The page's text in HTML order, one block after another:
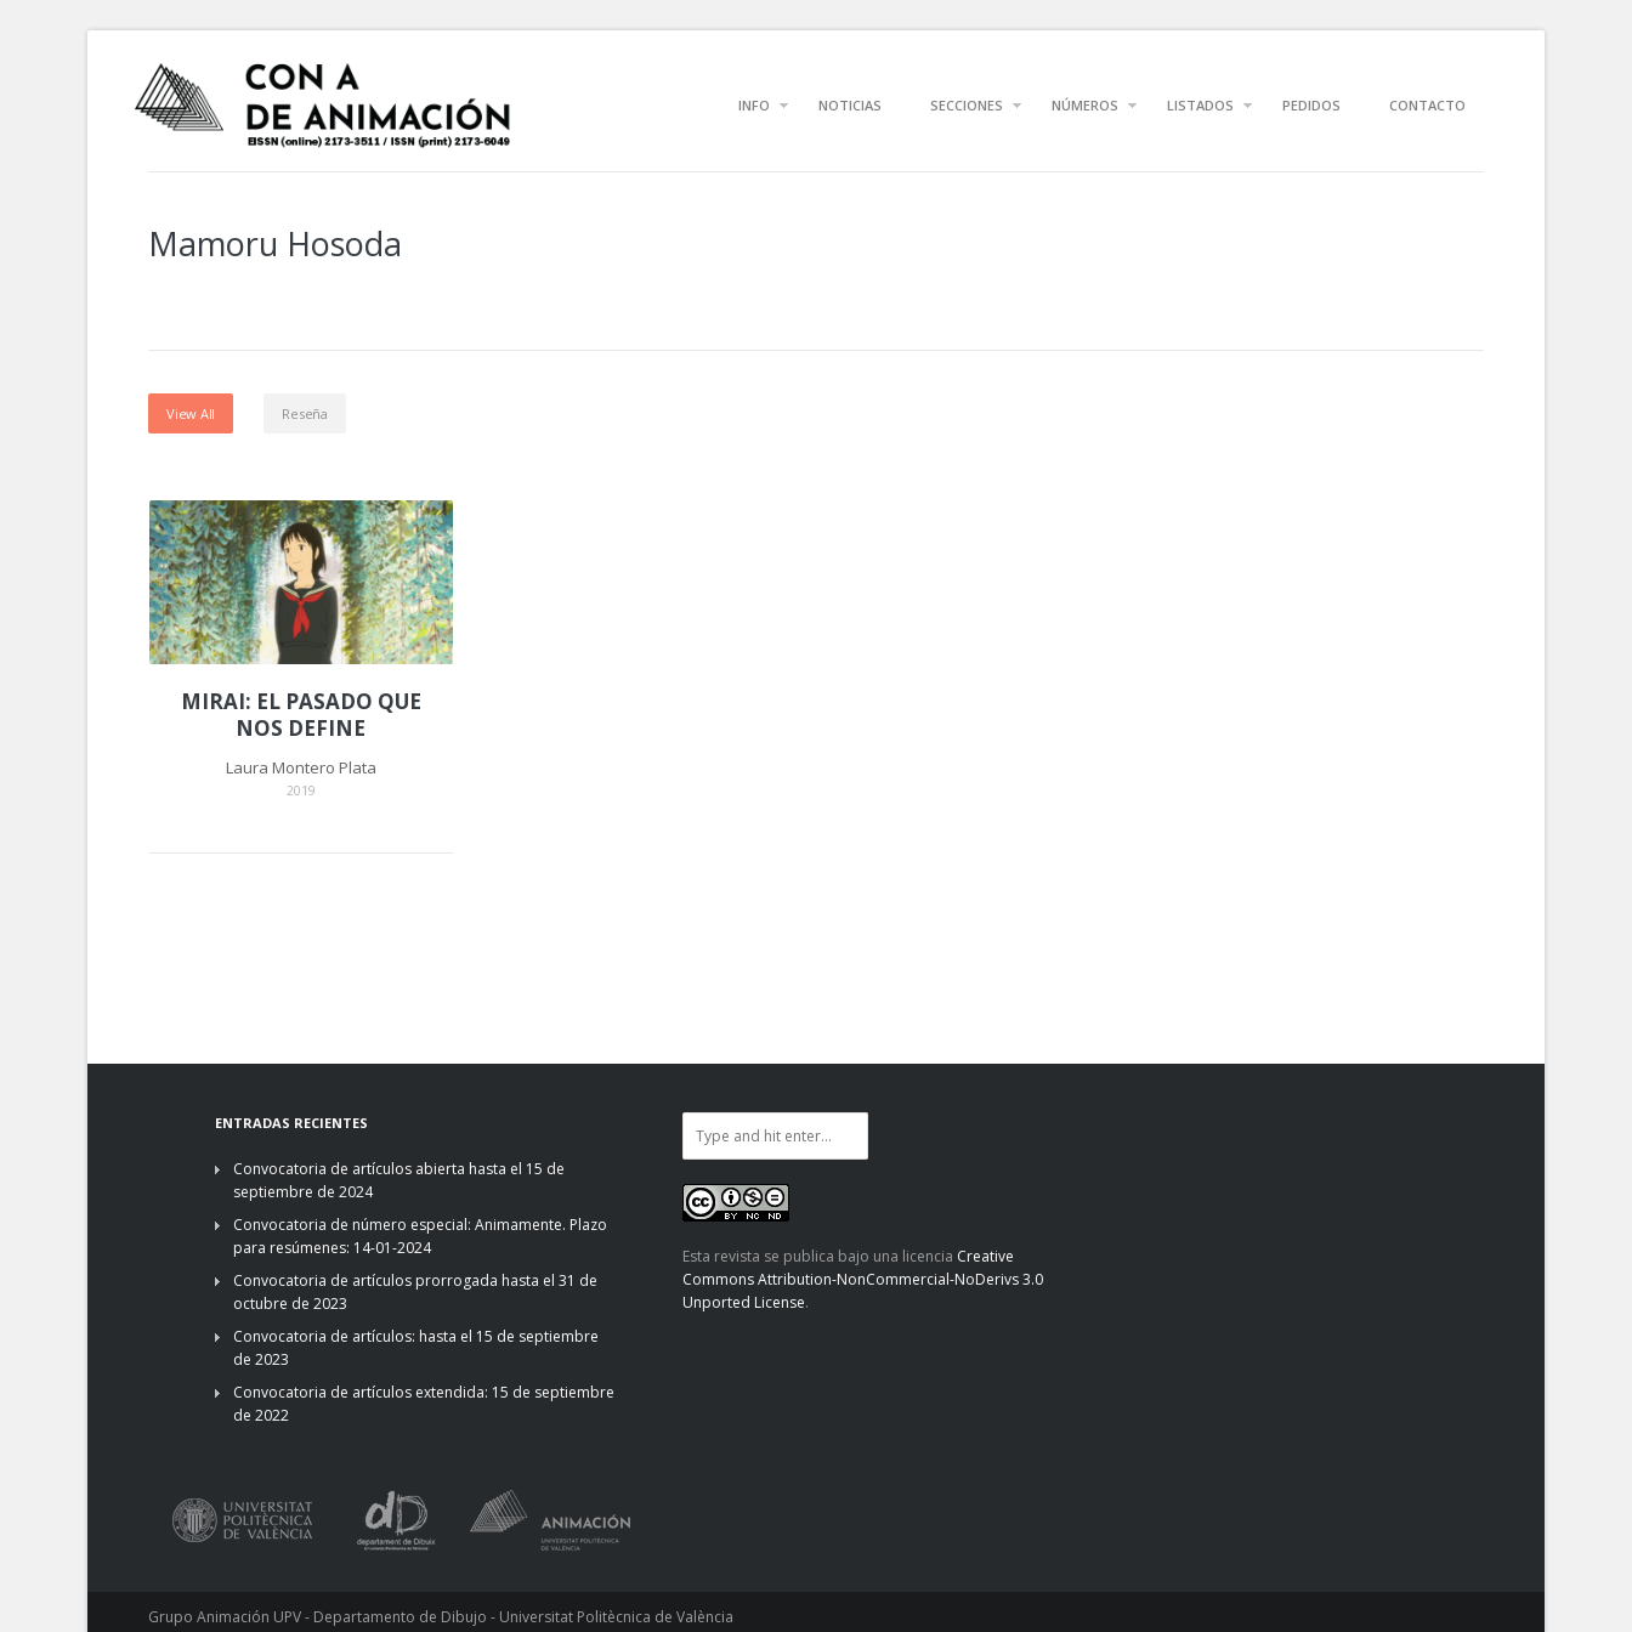
INFO NOTICIAS SECCIONES NÚMEROS LISTADOS PEDIDOS CONTACTO
Mamoru Hosoda
View All Reseña
MIRAI: EL PASADO QUE
NOS DEFINE
Laura Montero Plata
2019
ENTRADAS RECIENTES
Convocatoria de artículos abierta hasta el 15 de
septiembre de 2024
Convocatoria de número especial: Animamente. Plazo
para resúmenes: 14-01-2024
Convocatoria de artículos prorrogada hasta el 31 de
octubre de 2023
Convocatoria de artículos: hasta el 15 de septiembre
de 2023
Convocatoria de artículos extendida: 15 de septiembre
de 2022
Esta revista se publica bajo una licencia Creative
Commons Attribution-NonCommercial-NoDerivs 3.0
Unported License.
Grupo Animación UPV - Departamento de Dibujo - Universitat Politècnica de València